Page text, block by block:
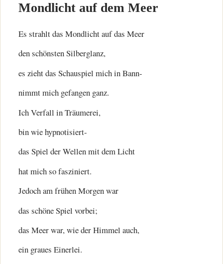
Mondlicht auf dem Meer
Es strahlt das Mondlicht auf das Meer
den schönsten Silberglanz,
es zieht das Schauspiel mich in Bann-
nimmt mich gefangen ganz.
Ich Verfall in Träumerei,
bin wie hypnotisiert-
das Spiel der Wellen mit dem Licht
hat mich so fasziniert.
Jedoch am frühen Morgen war
das schöne Spiel vorbei;
das Meer war, wie der Himmel auch,
ein graues Einerlei.